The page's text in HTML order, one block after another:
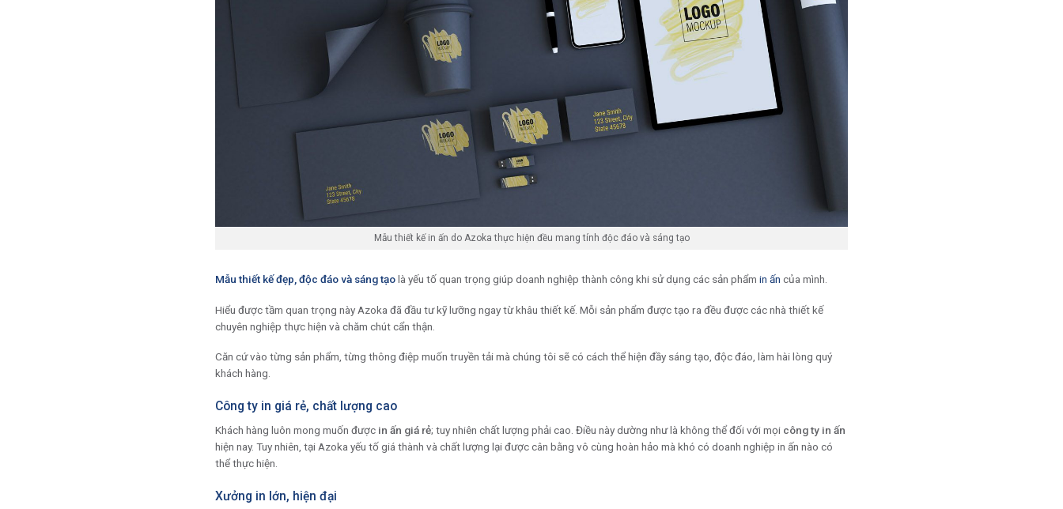
Mẫu thiết kế in ấn do Azoka thực hiện đều mang tính độc đáo và sáng tạo
Mẫu thiết kế đẹp, độc đáo và sáng tạolà yếu tố quan trọng giúp doanh nghiệp thành công khi sử dụng các sản phẩm in ấn của mình.
Hiểu được tầm quan trọng này Azoka đã đầu tư kỹ lưỡng ngay từ khâu thiết kế. Mỗi sản phẩm được tạo ra đều được các nhà thiết kế
chuyên nghiệp thực hiện và chăm chút cẩn thận.
Căn cứ vào từng sản phẩm, từng thông điệp muốn truyền tải mà chúng tôi sẽ có cách thể hiện đầy sáng tạo, độc đáo, làm hài lòng quý
khách hàng.
Công ty in giá rẻ, chất lượng cao
Khách hàng luôn mong muốn được in ấn giá rẻ; tuy nhiên chất lượng phải cao. Điều này dường như là không thể đối với mọi công ty in ấn
hiện nay. Tuy nhiên, tại Azoka yếu tố giá thành và chất lượng lại được cân bằng vô cùng hoàn hảo mà khó có doanh nghiệp in ấn nào có
thể thực hiện.
Xưởng in lớn, hiện đại